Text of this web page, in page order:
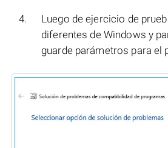
Luego de ejercicio de
diferentes de Windows y
guarde parámetros para el